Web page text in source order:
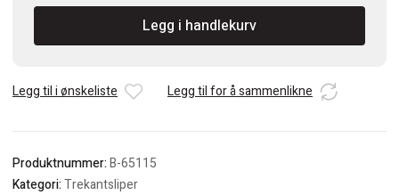
til
sandpapir
multikutter
Legg i handlekurv
Legg til i ønskeliste Legg til for å sammenlikne
Produktnummer:B-65115
Kategori:Trekantsliper